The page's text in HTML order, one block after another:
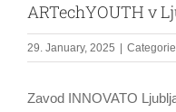
ARTechYOUTH v
29. January, 2025
Zavod INNOVATO